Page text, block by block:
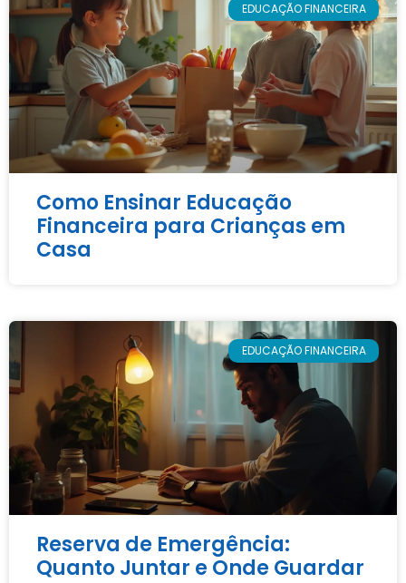
EDUCAÇÃO FINANCEIRA
Como Ensinar Educação
Financeira para Crianças em
Casa
EDUCAÇÃO FINANCEIRA
Reserva de Emergência:
Quanto Juntar e Onde Guardar